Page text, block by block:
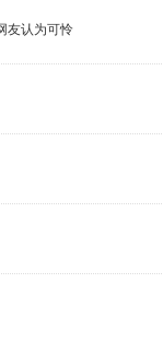
友认为可怜